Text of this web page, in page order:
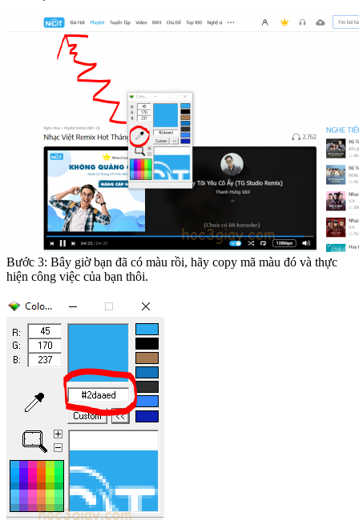
Bước 3: Bây giờ bạn đã có màu rồi, hãy copy mã màu đó và thực
hiện công việc của bạn thôi.